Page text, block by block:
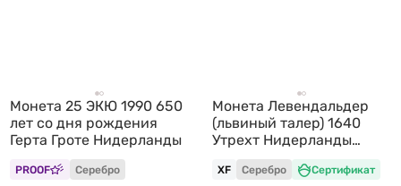
Монета 25 ЭКЮ 1990 650
лет со дня рождения
Герта Гроте Нидерланды
PROOF Серебро
Монета Левендальдер
(львиный талер) 1640
Утрехт Нидерланды
Голландия
XF Серебро Сертификат